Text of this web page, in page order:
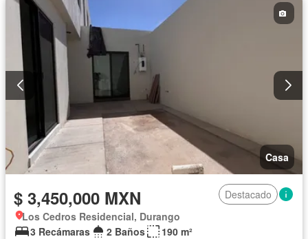
Zonas verdes
Casa
$ 3,450,000 MXN
Destacado
Los Cedros Residencial, Durango
3 Recámaras
2 Baños
190 m²